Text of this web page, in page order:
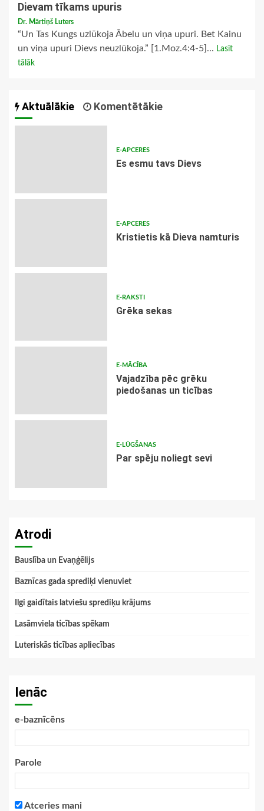
Dievam tīkams upuris
Dr. Mārtiņš Luters
“Un Tas Kungs uzlūkoja Ābelu un viņa upuri. Bet Kainu
un viņa upuri Dievs neuzlūkoja.” [1.Moz.4:4-5]... Lasīt
tālāk
Aktuālākie Komentētākie
E-APCERES
Es esmu tavs Dievs
E-APCERES
Kristietis kā Dieva namturis
E-RAKSTI
Grēka sekas
E-MĀCĪBA
Vajadzība pēc grēku
piedošanas un ticības
E-LŪGŠANAS
Par spēju noliegt sevi
Atrodi
Bauslība un Evaņģēlijs
Baznīcas gada sprediķi vienuviet
Ilgi gaidītais latviešu sprediķu krājums
Lasāmviela ticības spēkam
Luteriskās ticības apliecības
Ienāc
e-baznīcēns
Parole
Atceries mani